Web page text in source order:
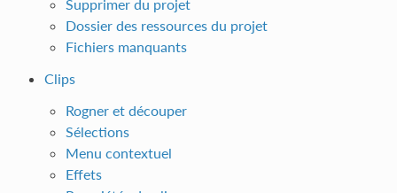
Supprimer du projet
Dossier des ressources du projet
Fichiers manquants
Clips
Rogner et découper
Sélections
Menu contextuel
Effets